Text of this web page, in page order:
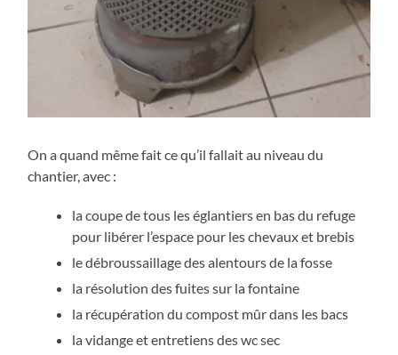
On a quand même fait ce qu’il fallait au niveau du
chantier, avec :
la coupe de tous les églantiers en bas du refuge
pour libérer l’espace pour les chevaux et brebis
le débroussaillage des alentours de la fosse
la résolution des fuites sur la fontaine
la récupération du compost mûr dans les bacs
la vidange et entretiens des wc sec